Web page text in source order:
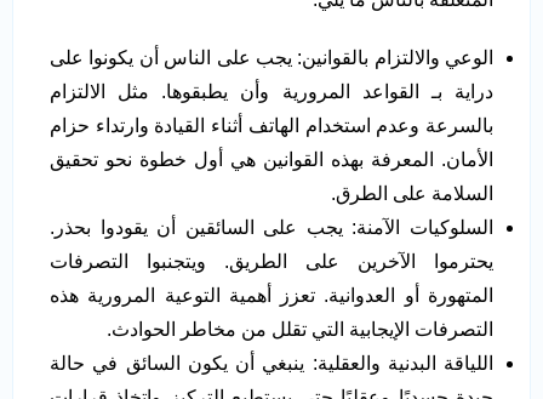
الوعي والالتزام بالقوانين: يجب على الناس أن يكونوا على
دراية بـ القواعد المرورية وأن يطبقوها. مثل الالتزام
بالسرعة وعدم استخدام الهاتف أثناء القيادة وارتداء حزام
الأمان. المعرفة بهذه القوانين هي أول خطوة نحو تحقيق
السلامة على الطرق.
السلوكيات الآمنة: يجب على السائقين أن يقودوا بحذر.
يحترموا الآخرين على الطريق. ويتجنبوا التصرفات
المتهورة أو العدوانية. تعزز أهمية التوعية المرورية هذه
التصرفات الإيجابية التي تقلل من مخاطر الحوادث.
اللياقة البدنية والعقلية: ينبغي أن يكون السائق في حالة